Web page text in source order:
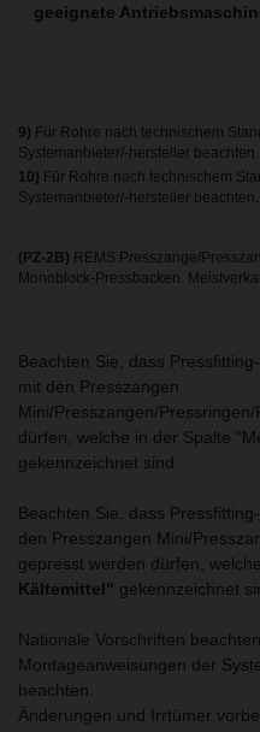
9) Für Rohre nach technischem
Systemanbieter/-hersteller beachten.
10) Für Rohre nach technischem
Systemanbieter/-hersteller beachten.
(PZ-2B) REMS Presszange/
Monoblock-Pressbacken.
Beachten Sie, dass
mit den Presszangen
Mini/Presszangen/
dürfen, welche in der Spalte
gekennzeichnet sind.
Beachten Sie, dass
den Presszangen Mini/
gepresst werden dürfen,
Kältemittel" gekennzeichnet
Nationale Vorschriften
Montageanweisungen der
beachten.
Änderungen und Irrtümer